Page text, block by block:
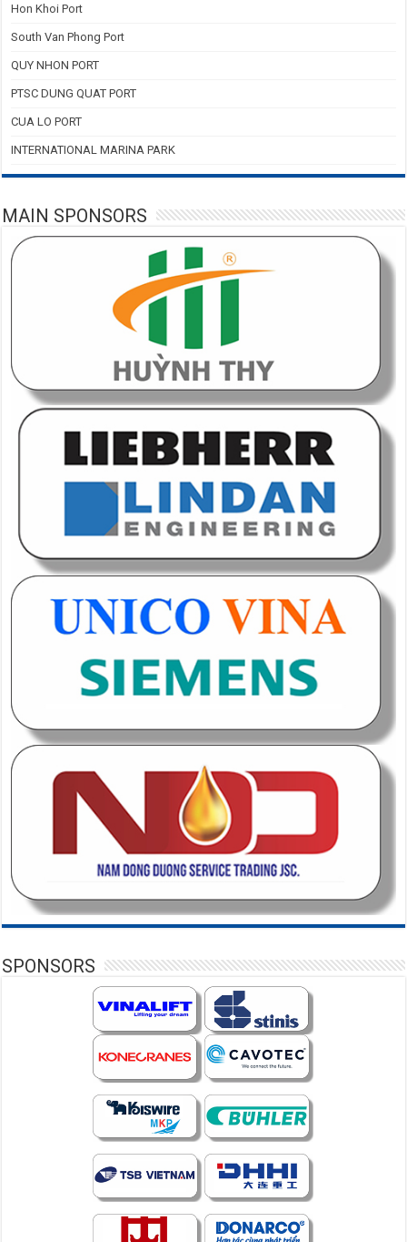
Hon Khoi Port
South Van Phong Port
QUY NHON PORT
PTSC DUNG QUAT PORT
CUA LO PORT
INTERNATIONAL MARINA PARK
MAIN SPONSORS
SPONSORS